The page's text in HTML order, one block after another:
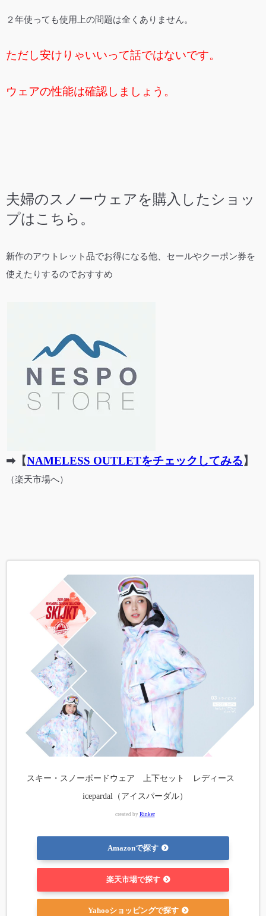
２年使っても使用上の問題は全くありません。
ただし安けりゃいいって話ではないです。
ウェアの性能は確認しましょう。
夫婦のスノーウェアを購入したショッ
プはこちら。
新作のアウトレット品でお得になる他、セールやクーポン券を
使えたりするのでおすすめ
➡【NAMELESS OUTLETをチェックしてみる】
（楽天市場へ）
スキー・スノーボードウェア 上下セット レディース
icepardal（アイスパーダル）
created by Rinker
Amazonで探す
楽天市場で探す
Yahooショッピングで探す